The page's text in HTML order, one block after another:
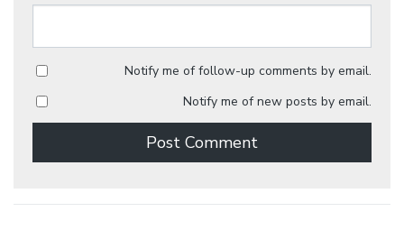
Notify me of follow-up comments by email.
Notify me of new posts by email.